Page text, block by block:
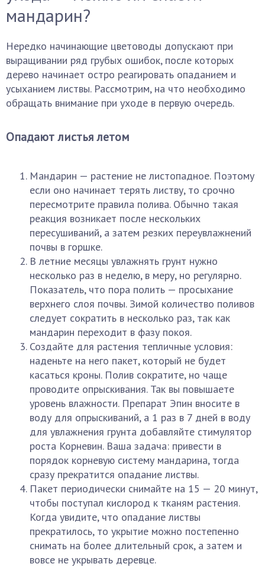
мандарин?
Нередко начинающие цветоводы допускают при
выращивании ряд грубых ошибок, после которых
дерево начинает остро реагировать опаданием и
усыханием листвы. Рассмотрим, на что необходимо
обращать внимание при уходе в первую очередь.
Опадают листья летом
Мандарин — растение не листопадное. Поэтому
если оно начинает терять листву, то срочно
пересмотрите правила полива. Обычно такая
реакция возникает после нескольких
пересушиваний, а затем резких переувлажнений
почвы в горшке.
В летние месяцы увлажнять грунт нужно
несколько раз в неделю, в меру, но регулярно.
Показатель, что пора полить — просыхание
верхнего слоя почвы. Зимой количество поливов
следует сократить в несколько раз, так как
мандарин переходит в фазу покоя.
Создайте для растения тепличные условия:
наденьте на него пакет, который не будет
касаться кроны. Полив сократите, но чаще
проводите опрыскивания. Так вы повышаете
уровень влажности. Препарат Эпин вносите в
воду для опрыскиваний, а 1 раз в 7 дней в воду
для увлажнения грунта добавляйте стимулятор
роста Корневин. Ваша задача: привести в
порядок корневую систему мандарина, тогда
сразу прекратится опадание листвы.
Пакет периодически снимайте на 15 — 20 минут,
чтобы поступал кислород к тканям растения.
Когда увидите, что опадание листвы
прекратилось, то укрытие можно постепенно
снимать на более длительный срок, а затем и
вовсе не укрывать деревце.